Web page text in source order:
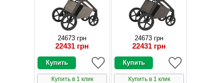
24673 грн
22431 грн
Купить в 1 клик
24673 грн
22431 грн
Купить в 1 клик